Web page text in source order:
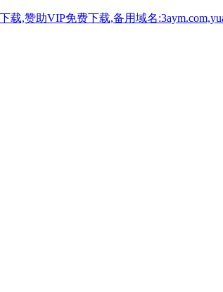
,赞助VIP免费下载,备用域名